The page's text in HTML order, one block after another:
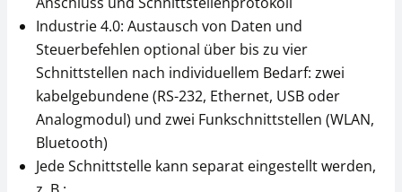
CHF 31,50
CHF 34,05 inkl. Mwst.
CHF 783,00
CHF 846,42 inkl. Mwst.
Industrie 4.0: Austausch von Daten und
Steuerbefehlen optional über bis zu vier
Schnittstellen nach individuellem Bedarf: zwei
kabelgebundene (RS-232, Ethernet, USB oder
Analogmodul) und zwei Funkschnittstellen (WLAN,
Bluetooth)
Jede Schnittstelle kann separat eingestellt werden,